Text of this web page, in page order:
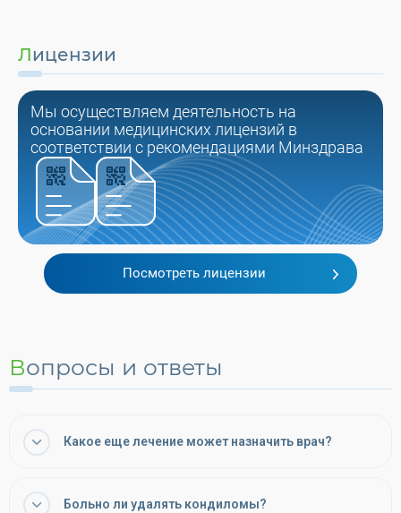
Вопросы и ответы
Какое еще лечение может назначить врач?
Больно ли удалять кондиломы?
Лицензии
Мы осуществляем деятельность на
основании медицинских лицензий в
соответствии с рекомендациями Минздрава
Посмотреть лицензии